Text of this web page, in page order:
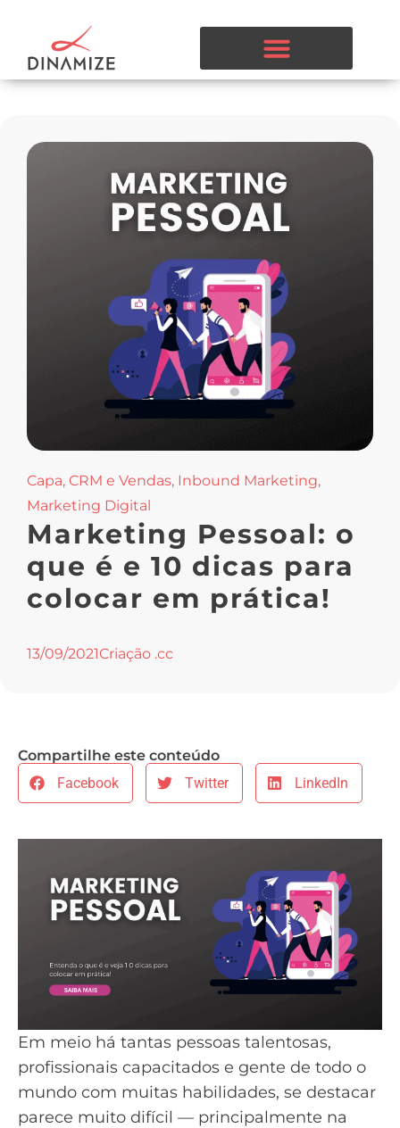
Capa, CRM e Vendas, Inbound Marketing,
Marketing Digital
Marketing Pessoal: o
que é e 10 dicas para
colocar em prática!
13/09/2021Criação .cc
Compartilhe este conteúdo
Facebook
Twitter LinkedIn
Em meio há tantas pessoas talentosas,
profissionais capacitados e gente de todo o
mundo com muitas habilidades, se destacar
parece muito difícil — principalmente na